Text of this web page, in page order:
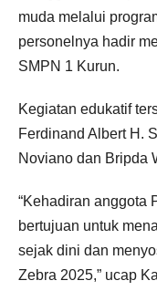
muda melalui
personelnya hadir
SMPN 1 Kurun.
Kegiatan edukatif
Ferdinand Albert H.
Noviano dan Bripda
“Kehadiran anggota
bertujuan untuk
sejak dini dan
Zebra 2025,” ucap